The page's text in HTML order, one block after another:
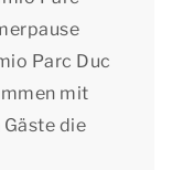
Parc Duc
mit
die